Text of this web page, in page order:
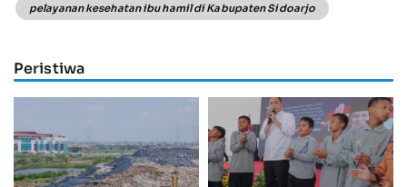
pelayanan kesehatan ibu hamil di Kabupaten Sidoarjo
Peristiwa